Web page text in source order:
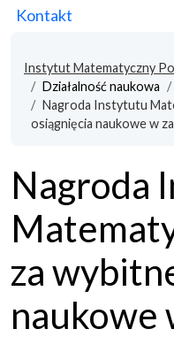
Kontakt
Instytut Matematyczny
Działalność naukowa
Nagroda Instytutu
osiągnięcia naukowe w
Nagroda
za
naukowe